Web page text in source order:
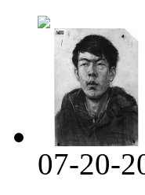
07-20-